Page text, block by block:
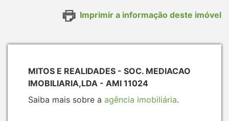
Imprimir a informação deste imóvel
MITOS E REALIDADES - SOC. MEDIACAO
IMOBILIARIA,LDA - AMI 11024
Saiba mais sobre a agência imobiliária.